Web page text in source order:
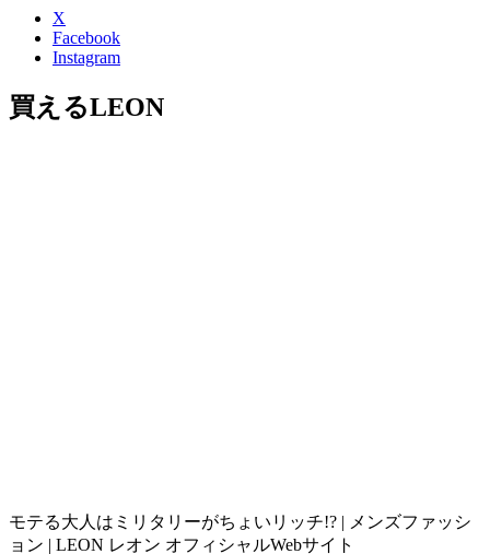
X
Facebook
Instagram
買えるLEON
モテる大人はミリタリーがちょいリッチ!? | メンズファッシ
ョン | LEON レオン オフィシャルWebサイト